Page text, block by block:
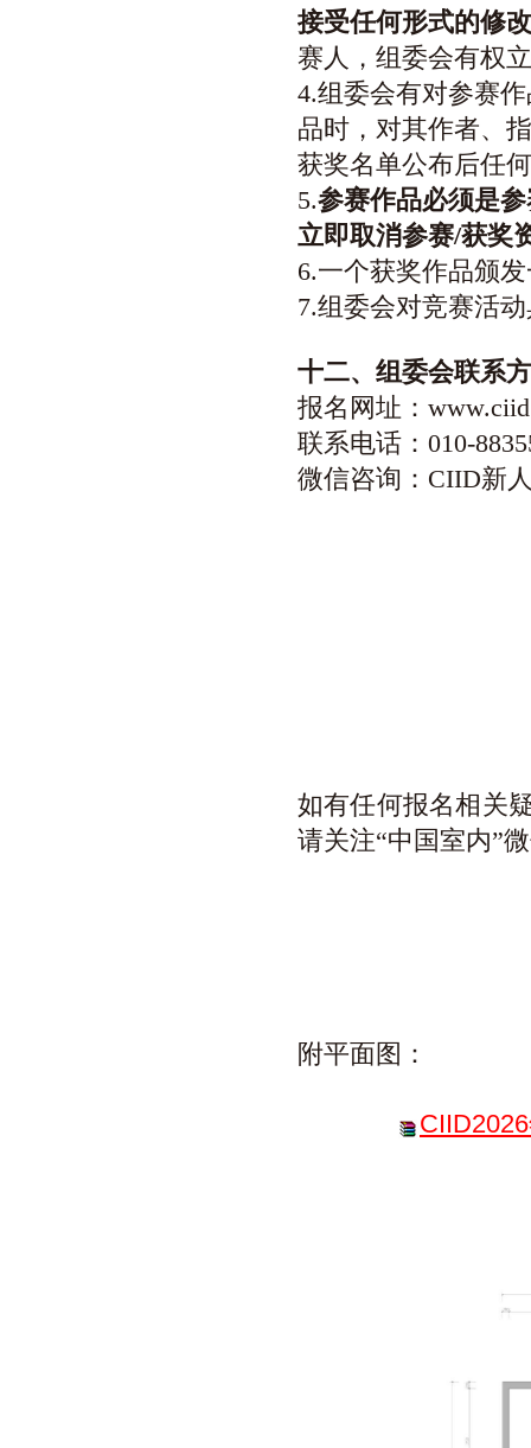
接受任何形式的修改
赛人，组委会有权
4.组委会有对参赛
品时，对其作者、
获奖名单公布后任
5.参赛作品必须是
立即取消参赛/获奖
6.一个获奖作品颁
7.组委会对竞赛活
十二、组委会联系
报名网址：
联系电话：010-
微信咨询：CIID新
如有任何报名相关
请关注“中国室内”
附平面图：